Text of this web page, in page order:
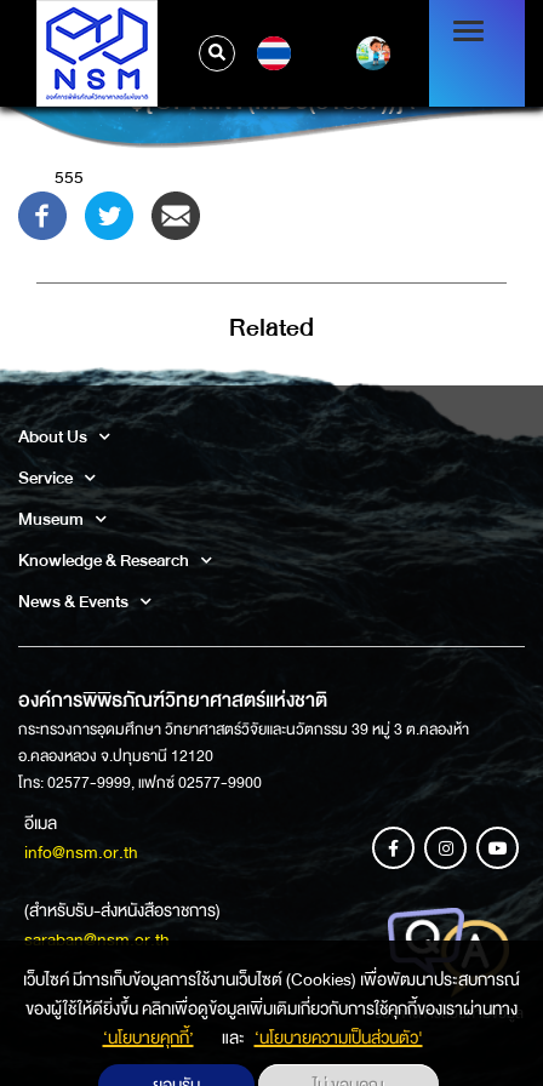
${@PRINT(MD5(31337))}\
555
Related
About Us
Service
Museum
Knowledge & Research
News & Events
องค์การพิพิธภัณฑ์วิทยาศาสตร์แห่งชาติ
กระทรวงการอุดมศึกษา วิทยาศาสตร์วิจัยและนวัตกรรม 39 หมู่ 3 ต.คลองห้า
อ.คลองหลวง จ.ปทุมธานี 12120
โทร: 02577-9999, แฟกซ์ 02577-9900
อีเมล
info@nsm.or.th
(สำหรับรับ-ส่งหนังสือราชการ)
saraban@nsm.or.th
ช่องทางการสอบถามข้อมูล
เว็บไซค์ มีการเก็บข้อมูลการใช้งานเว็บไซต์ (Cookies) เพื่อพัฒนาประสบการณ์
ของผู้ใช้ให้ดียิ่งขึ้น คลิกเพื่อดูข้อมูลเพิ่มเติมเกี่ยวกับการใช้คุกกี้ของเราผ่านทาง
‘นโยบายคุกกี้’
และ ‘นโยบายความเป็นส่วนตัว'